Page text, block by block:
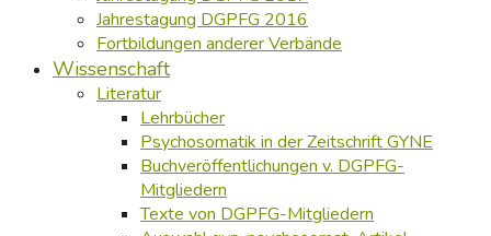
Jahrestagung DGPFG 2016
Fortbildungen anderer Verbände
Wissenschaft
Literatur
Lehrbücher
Psychosomatik in der Zeitschrift GYNE
Buchveröffentlichungen v. DGPFG-
Mitgliedern
Texte von DGPFG-Mitgliedern